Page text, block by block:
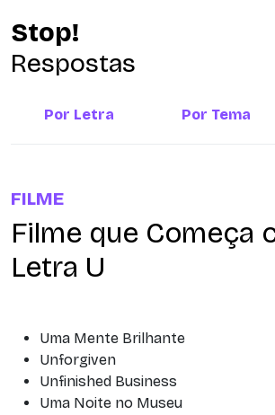
Stop!
Respostas
Por Letra Por Tema
FILME
Filme que Começa
Letra U
Uma Mente Brilhante
Unforgiven
Unfinished Business
Uma Noite no Museu